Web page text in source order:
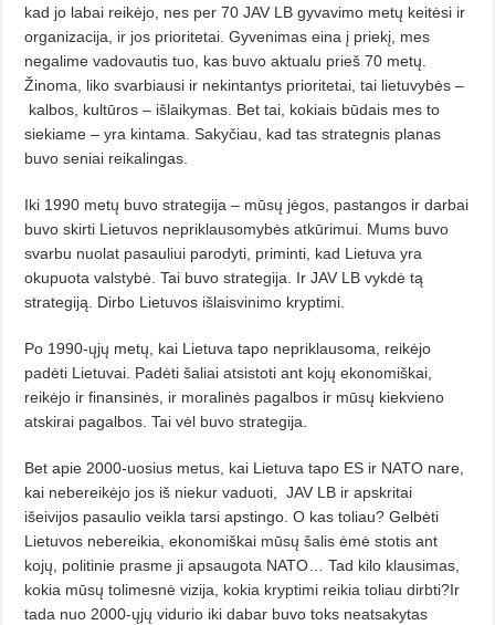
kad jo labai reikėjo, nes per 70 JAV LB gyvavimo metų keitėsi ir
organizacija, ir jos prioritetai. Gyvenimas eina į priekį, mes
negalime vadovautis tuo, kas buvo aktualu prieš 70 metų.
Žinoma, liko svarbiausi ir nekintantys prioritetai, tai lietuvybės –
kalbos, kultūros – išlaikymas. Bet tai, kokiais būdais mes to
siekiame – yra kintama. Sakyčiau, kad tas strategnis planas
buvo seniai reikalingas.
Iki 1990 metų buvo strategija – mūsų jėgos, pastangos ir darbai
buvo skirti Lietuvos nepriklausomybės atkūrimui. Mums buvo
svarbu nuolat pasauliui parodyti, priminti, kad Lietuva yra
okupuota valstybė. Tai buvo strategija. Ir JAV LB vykdė tą
strategiją. Dirbo Lietuvos išlaisvinimo kryptimi.
Po 1990-ųjų metų, kai Lietuva tapo nepriklausoma, reikėjo
padėti Lietuvai. Padėti šaliai atsistoti ant kojų ekonomiškai,
reikėjo ir finansinės, ir moralinės pagalbos ir mūsų kiekvieno
atskirai pagalbos. Tai vėl buvo strategija.
Bet apie 2000-uosius metus, kai Lietuva tapo ES ir NATO nare,
kai nebereikėjo jos iš niekur vaduoti, JAV LB ir apskritai
išeivijos pasaulio veikla tarsi apstingo. O kas toliau? Gelbėti
Lietuvos nebereikia, ekonomiškai mūsų šalis ėmė stotis ant
kojų, politinie prasme ji apsaugota NATO… Tad kilo klausimas,
kokia mūsų tolimesnė vizija, kokia kryptimi reikia toliau dirbti?Ir
tada nuo 2000-ųjų vidurio iki dabar buvo toks neatsakytas